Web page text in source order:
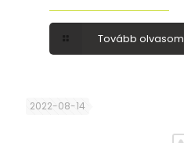
Tovább olvasom
2022-08-14